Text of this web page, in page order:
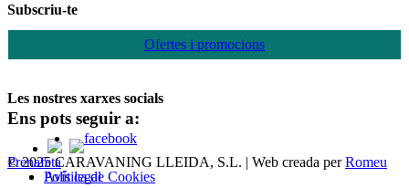
Subscriu-te
Ofertes i promocions
Les nostres xarxes socials
Ens pots seguir a:
© 2025 CARAVANING LLEIDA, S.L. | Web creada per
Romeu Prenafeta
Política de Cookies
Avís legal